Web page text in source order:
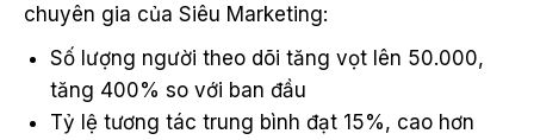
chuyên gia của Siêu Marketing:
Số lượng người theo dõi tăng vọt lên 50.000,
tăng 400% so với ban đầu
Tỷ lệ tương tác trung bình đạt 15%, cao hơn